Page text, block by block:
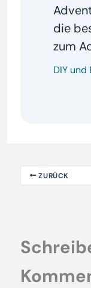
die
zum
DIY und
ZURÜCK